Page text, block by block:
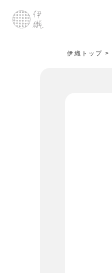
伊織トップ